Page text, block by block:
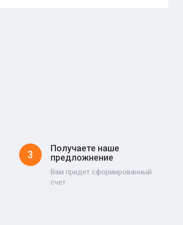
3
Получаете наше
предложнение
Вам придет сформированный
счет